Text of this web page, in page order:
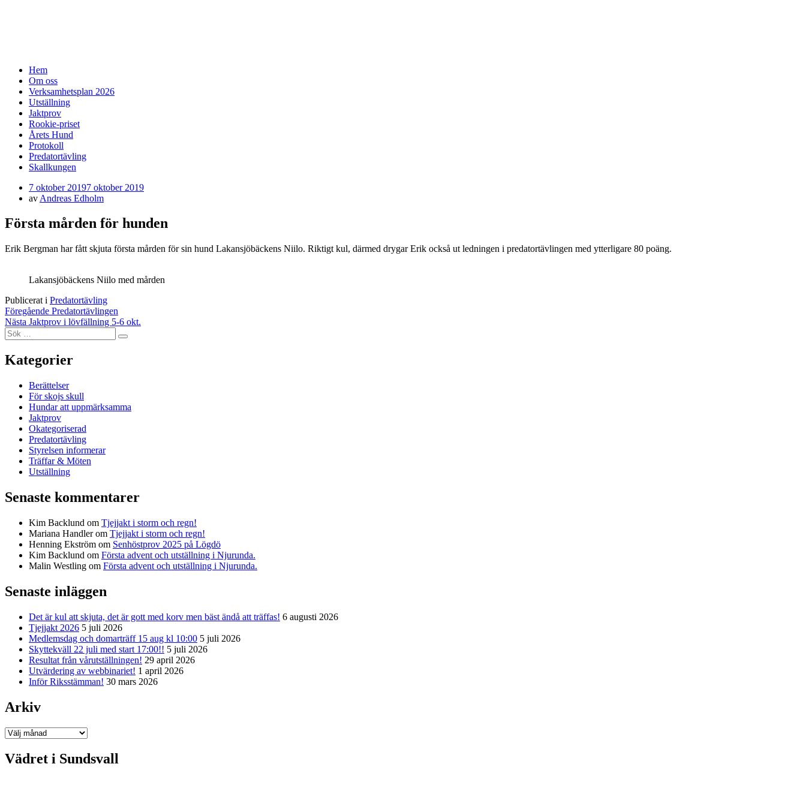
Meny
Hoppa
innehåll
Hem
Om oss
Verksamhetsplan 2026
Utställning
Jaktprov
Rookie-priset
Årets Hund
Protokoll
Predatortävling
Skallkungen
Publicerad
den
7 oktober 20197 oktober 2019
av Andreas Edholm
Första mården för hunden
Erik Bergman har fått skjuta första mården för sin hund Lakansjöbäckens Niilo. Riktigt kul, därmed drygar Erik också ut ledningen i predatortävlingen med ytterligare 80 poäng.
Lakansjöbäckens Niilo med mården
Publicerat i Predatortävling
Inläggsnavigering
Föregående Predatortävlingen
Nästa Jaktprov i lövfällning 5-6 okt.
Sök
efter:
Sök
Kategorier
Berättelser
För skojs skull
Hundar att uppmärksamma
Jaktprov
Okategoriserad
Predatortävling
Styrelsen informerar
Träffar & Möten
Utställning
Senaste kommentarer
Kim Backlund om Tjejjakt i storm och regn!
Mariana Handlerom Tjejjakt i storm och regn!
Henning Ekström om Senhöstprov 2025 på Lögdö
Kim Backlund om Första advent och utställning i Njurunda.
Malin Westling om Första advent och utställning i Njurunda.
Senaste inläggen
Det är kul att skjuta, det är gott med korv men bäst ändå att träffas! 6 augusti 2026
Tjejjakt 2026 5 juli 2026
Medlemsdag och domarträff 15 aug kl 10:00 5 juli 2026
Skyttekväll 22 juli med start 17:00!! 5 juli 2026
Resultat från vårutställningen! 29 april 2026
Utvärdering av webbinariet! 1 april 2026
Inför Riksstämman! 30 mars 2026
Arkiv
Arkiv
Vädret i Sundsvall